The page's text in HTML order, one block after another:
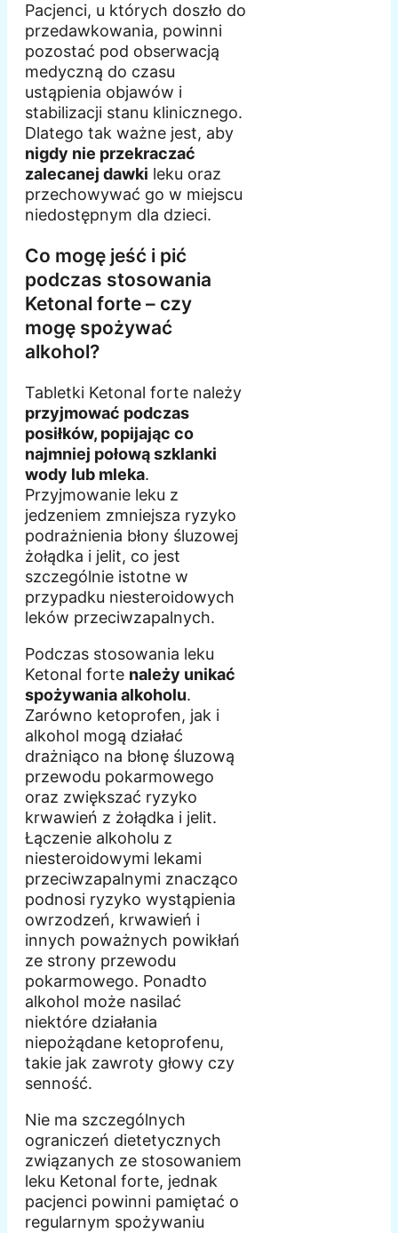
Pacjenci, u których doszło do
przedawkowania, powinni
pozostać pod obserwacją
medyczną do czasu
ustąpienia objawów i
stabilizacji stanu klinicznego.
Dlatego tak ważne jest, aby
nigdy nie przekraczać
zalecanej dawki leku oraz
przechowywać go w miejscu
niedostępnym dla dzieci.
Co mogę jeść i pić
podczas stosowania
Ketonal forte – czy
mogę spożywać
alkohol?
Tabletki Ketonal forte należy
przyjmować podczas
posiłków, popijając co
najmniej połową szklanki
wody lub mleka.
Przyjmowanie leku z
jedzeniem zmniejsza ryzyko
podrażnienia błony śluzowej
żołądka i jelit, co jest
szczególnie istotne w
przypadku niesteroidowych
leków przeciwzapalnych.
Podczas stosowania leku
Ketonal forte należy unikać
spożywania alkoholu.
Zarówno ketoprofen, jak i
alkohol mogą działać
drażniąco na błonę śluzową
przewodu pokarmowego
oraz zwiększać ryzyko
krwawień z żołądka i jelit.
Łączenie alkoholu z
niesteroidowymi lekami
przeciwzapalnymi znacząco
podnosi ryzyko wystąpienia
owrzodzeń, krwawień i
innych poważnych powikłań
ze strony przewodu
pokarmowego. Ponadto
alkohol może nasilać
niektóre działania
niepożądane ketoprofenu,
takie jak zawroty głowy czy
senność.
Nie ma szczególnych
ograniczeń dietetycznych
związanych ze stosowaniem
leku Ketonal forte, jednak
pacjenci powinni pamiętać o
regularnym spożywaniu